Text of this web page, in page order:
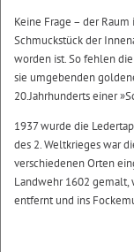
Keine Frage – der
Schmuckstück der
worden ist. So fehlen
sie umgebenden
20.Jahrhunderts einer
1937 wurde die
des 2. Weltkrieges war
verschiedenen Orten
Landwehr 1602 gemalt,
entfernt und ins